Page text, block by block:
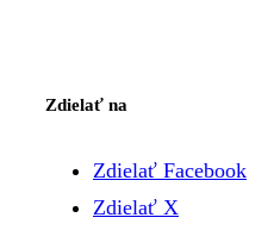
Zdielať na
Zdielať Facebook
Zdielať X